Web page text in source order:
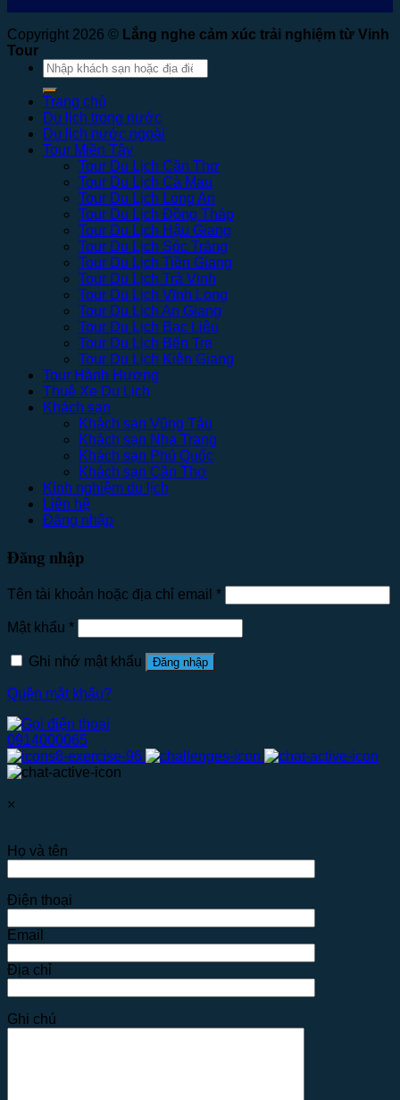
Copyright 2026 © Lắng nghe cảm xúc trải nghiệm từ Vinh
Tour
Tìm
kiếm:
Trang chủ
Du lịch trong nước
Du lịch nước ngoài
Tour Miền Tây
Tour Du Lịch Cần Thơ
Tour Du Lịch Cà Mau
Tour Du Lịch Long An
Tour Du Lịch Đồng Tháp
Tour Du Lịch Hậu Giang
Tour Du Lịch Sóc Trăng
Tour Du Lịch Tiền Giang
Tour Du Lịch Trà Vinh
Tour Du Lịch Vĩnh Long
Tour Du Lịch An Giang
Tour Du Lịch Bạc Liêu
Tour Du Lịch Bến Tre
Tour Du Lịch Kiên Giang
Tour Hành Hương
Thuê Xe Du Lịch
Khách sạn
Khách sạn Vũng Tàu
Khách sạn Nha Trang
Khách sạn Phú Quốc
Khách sạn Cần Thơ
Kinh nghiệm du lịch
Liên hệ
Đăng nhập
Đăng nhập
Tên tài khoản hoặc địa chỉ email *
Mật khẩu *
Ghi nhớ mật khẩu Đăng nhập
Quên mật khẩu?
0914000065
×
Họ và tên
Điện thoại
Email
Địa chỉ
Ghi chú